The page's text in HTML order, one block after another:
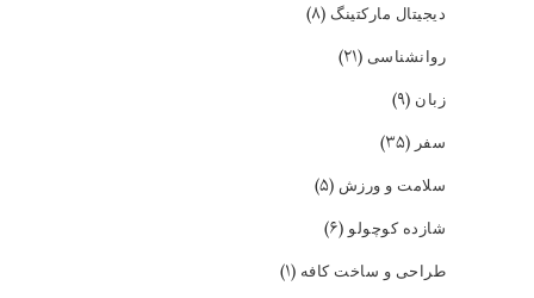
دیجیتال مارکتینگ (۸)
روانشناسی (۲۱)
زبان (۹)
سفر (۳۵)
سلامت و ورزش (۵)
شازده کوچولو(۶)
طراحی و ساخت کافه (۱)